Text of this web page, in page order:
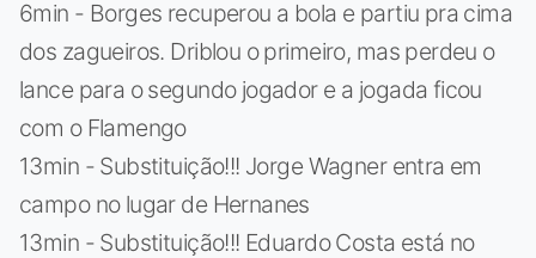
6min - Borges recuperou a bola e partiu pra cima
dos zagueiros. Driblou o primeiro, mas perdeu o
lance para o segundo jogador e a jogada ficou
com o Flamengo
13min - Substituição!!! Jorge Wagner entra em
campo no lugar de Hernanes
13min - Substituição!!! Eduardo Costa está no